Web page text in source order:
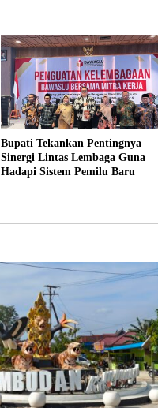
Bupati Tekankan Pentingnya
Sinergi Lintas Lembaga Guna
Hadapi Sistem Pemilu Baru